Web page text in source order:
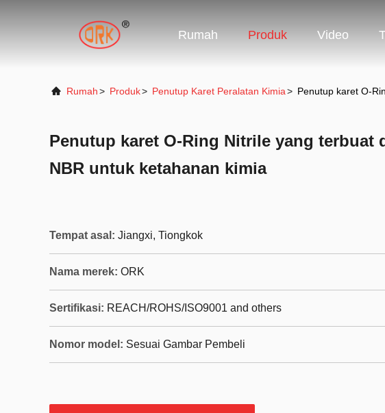
Rumah Produk Video
Rumah> Produk> Penutup Karet Peralatan Kimia> Penutup karet O-
Penutup karet O-Ring Nitrile yang terbuat
NBR untuk ketahanan kimia
Tempat asal: Jiangxi, Tiongkok
Nama merek: ORK
Sertifikasi: REACH/ROHS/ISO9001 and others
Nomor model: Sesuai Gambar Pembeli